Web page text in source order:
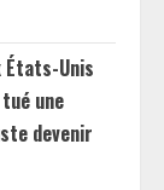
Unis
une
devenir